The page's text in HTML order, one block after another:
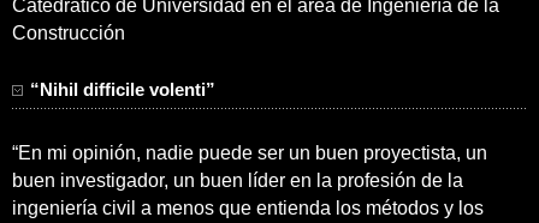
Catedrático de Universidad en el área de Ingeniería de la
Construcción
“Nihil difficile volenti”
“En mi opinión, nadie puede ser un buen proyectista, un
buen investigador, un buen líder en la profesión de la
ingeniería civil a menos que entienda los métodos y los